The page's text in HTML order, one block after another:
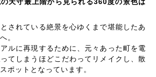
されている絶景を心ゆくまで堪能したあ
へ。
ルに再現するために、元々あった町を電
てしまうほどこだわってリメイクし、散
ポットとなっています。